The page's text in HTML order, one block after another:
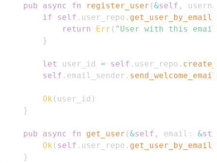
pub async fn register_user (&self ,
if
self . user_repo . get_user_by_email
return
Err ( "User with this
}
let user_id = self . user_repo .
self . email_sender . send_welcome_email
Ok ( user_id )
}
pub async fn get_user (&self , email : &str
Ok ( self . user_repo . get_user_by_email
}